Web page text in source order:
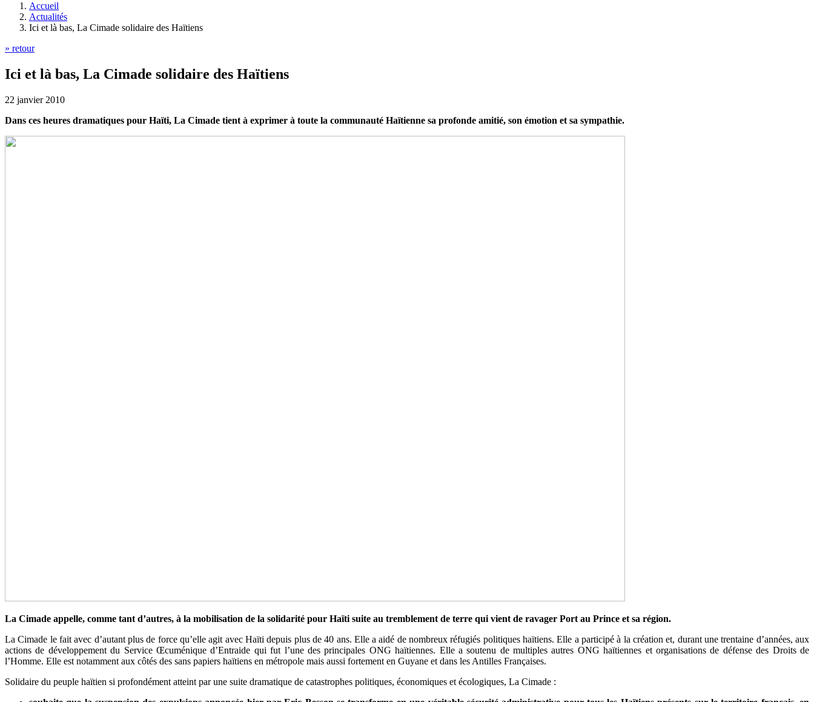
Accueil
Actualités
Ici et là bas, La Cimade solidaire des Haïtiens
» retour
Ici et là bas, La Cimade solidaire des Haïtiens
22 janvier 2010
Dans ces heures dramatiques pour Haïti, La Cimade tient à exprimer à toute la communauté Haïtienne sa profonde amitié, son émotion et sa sympathie.
La Cimade appelle, comme tant d’autres, à la mobilisation de la solidarité pour Haïti suite au tremblement de terre qui vient de ravager Port au Prince et sa région.
La Cimade le fait avec d’autant plus de force qu’elle agit avec Haïti depuis plus de 40 ans. Elle a aidé de nombreux réfugiés politiques haïtiens. Elle a participé à la création et, durant une trentaine d’années, aux
actions de développement du Service Œcuménique d’Entraide qui fut l’une des principales ONG haïtiennes. Elle a soutenu de multiples autres ONG haïtiennes et organisations de défense des Droits de
l’Homme. Elle est notamment aux côtés des sans papiers haïtiens en métropole mais aussi fortement en Guyane et dans les Antilles Françaises.
Solidaire du peuple haïtien si profondément atteint par une suite dramatique de catastrophes politiques, économiques et écologiques, La Cimade :